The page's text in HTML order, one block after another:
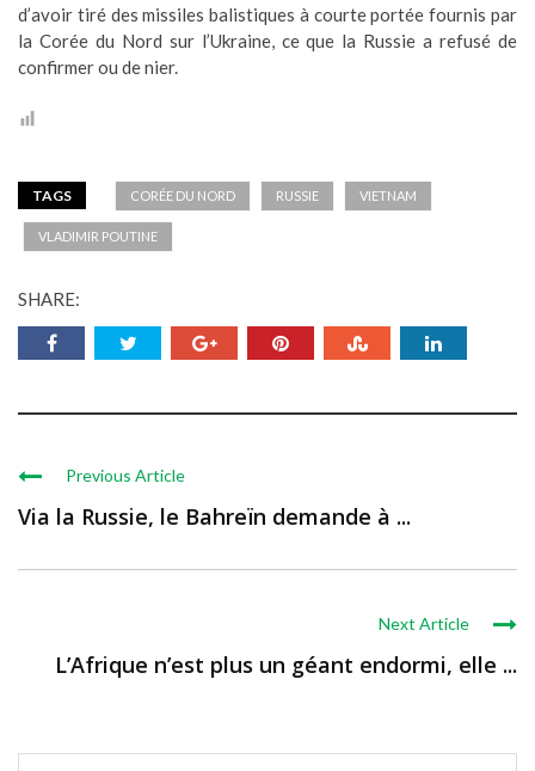
d’avoir tiré des missiles balistiques à courte portée fournis par
la Corée du Nord sur l’Ukraine, ce que la Russie a refusé de
confirmer ou de nier.
TAGS CORÉE DU NORD RUSSIE VIETNAM
VLADIMIR POUTINE
SHARE:
Previous Article
Via la Russie, le Bahreïn demande à ...
Next Article
L’Afrique n’est plus un géant endormi, elle ...